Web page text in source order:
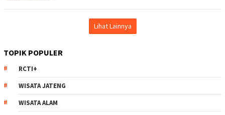
Lihat Lainnya
TOPIK POPULER
RCTI+
WISATA JATENG
WISATA ALAM